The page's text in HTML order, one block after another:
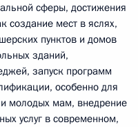
сферы, достижения
создание мест в яслях,
пунктов и домов
зданий,
запуск программ
особенно для
молодых мам, внедрение
услуг в современном,